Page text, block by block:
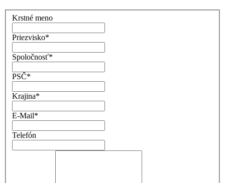
Krstné meno
Priezvisko*
Spoločnosť*
PSČ*
Krajina*
E-Mail*
Telefón